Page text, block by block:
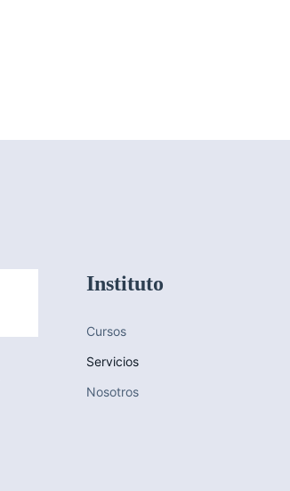
Instituto
Cursos
Servicios
Nosotros